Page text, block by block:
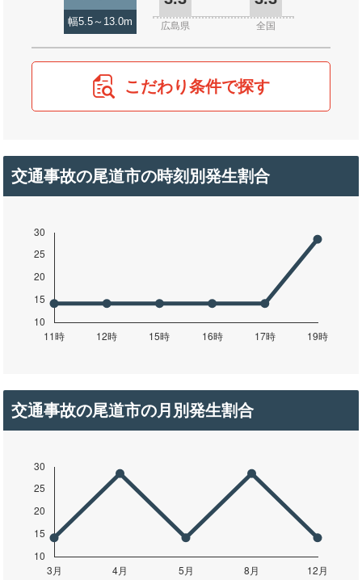
幅5.5～13.0m 広島県 全国
こだわり条件で探す
交通事故の尾道市の時刻別発生割合
交通事故の尾道市の月別発生割合